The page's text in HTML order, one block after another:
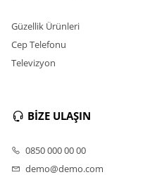
Güzellik Ürünleri
Cep Telefonu
Televizyon
BİZE ULAŞIN
0850 000 00 00
demo@demo.com